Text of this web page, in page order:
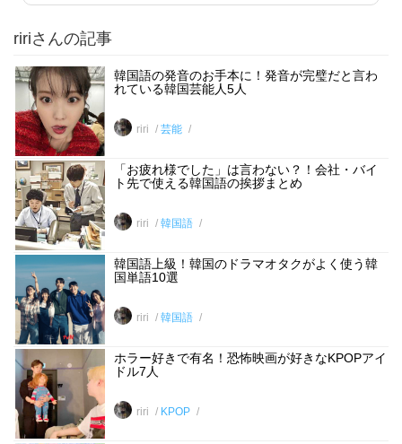
ririさんの記事
韓国語の発音のお手本に！発音が完璧だと言わ
れている韓国芸能人5人
riri 芸能
「お疲れ様でした」は言わない？！会社・バイ
ト先で使える韓国語の挨拶まとめ
riri 韓国語
韓国語上級！韓国のドラマオタクがよく使う韓
国単語10選
riri 韓国語
ホラー好きで有名！恐怖映画が好きなKPOPアイ
ドル7人
riri KPOP